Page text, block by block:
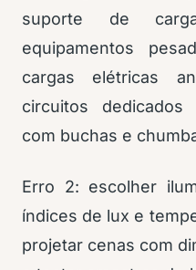
suporte de
equipamentos
cargas elétricas
circuitos
com buchas e
Erro 2: escolher
índices de lux e
projetar cenas com